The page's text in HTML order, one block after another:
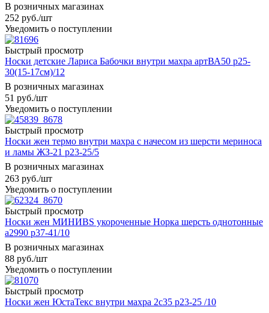
В розничных магазинах
252 руб./шт
Уведомить о поступлении
Быстрый просмотр
Носки детские Лариса Бабочки внутри махра артВА50 р25-
30(15-17см)/12
В розничных магазинах
51 руб./шт
Уведомить о поступлении
Быстрый просмотр
Носки жен термо внутри махра с начесом из шерсти мериноса
и ламы ЖЗ-21 р23-25/5
В розничных магазинах
263 руб./шт
Уведомить о поступлении
Быстрый просмотр
Носки жен МИНИВS укороченные Норка шерсть однотонные
а2990 р37-41/10
В розничных магазинах
88 руб./шт
Уведомить о поступлении
Быстрый просмотр
Носки жен ЮстаТекс внутри махра 2с35 р23-25 /10